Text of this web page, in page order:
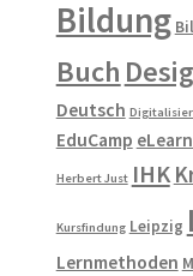
Bildung
Buch
Deutsch
EduCamp
Herbert Just IHK
Kursfindung Leipzig
Lernmethoden